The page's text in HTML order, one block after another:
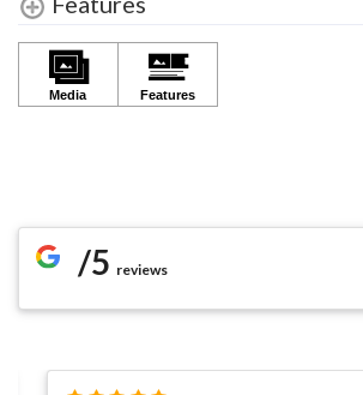
/5 reviews